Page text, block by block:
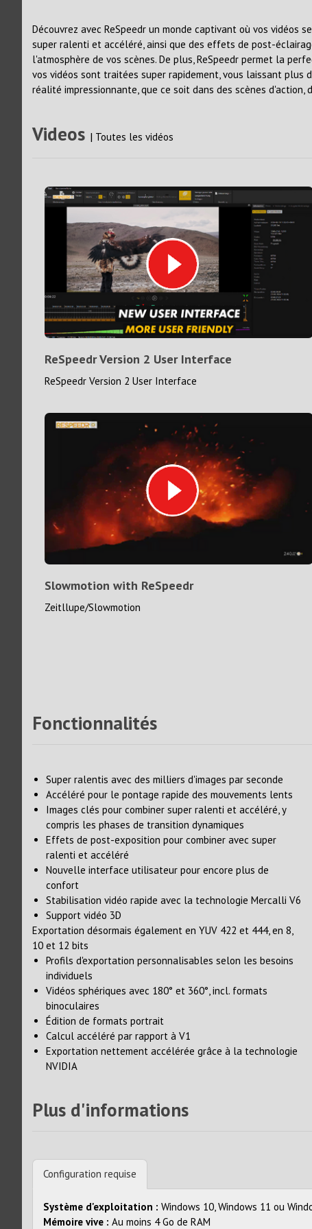
Découvrez avec ReSpeedr un monde captivant où vos
super ralenti et accéléré, ainsi que des effets de post-
l'atmosphère de vos scènes. De plus, ReSpeedr permet la
vos vidéos sont traitées super rapidement, vous laissant plus
réalité impressionnante, que ce soit dans des scènes
Videos | Toutes les vidéos
ReSpeedr Version 2 User Interface
ReSpeedr Version 2 User Interface
Slowmotion with ReSpeedr
Zeitllupe/Slowmotion
Fonctionnalités
Super ralentis avec des milliers d'images par seconde
Accéléré pour le pontage rapide des mouvements lents
Images clés pour combiner super ralenti et accéléré, y
compris les phases de transition dynamiques
Effets de post-exposition pour combiner avec super
ralenti et accéléré
Nouvelle interface utilisateur pour encore plus de
confort
Stabilisation vidéo rapide avec la technologie Mercalli V6
Support vidéo 3D
Exportation désormais également en YUV 422 et 444, en 8,
10 et 12 bits
Profils d'exportation personnalisables selon les besoins
individuels
Vidéos sphériques avec 180° et 360°, incl. formats
binoculaires
Édition de formats portrait
Calcul accéléré par rapport à V1
Exportation nettement accélérée grâce à la technologie
NVIDIA
Plus d'informations
Configuration requise
Système d'exploitation : Windows 10, Windows 11 ou
Mémoire vive : Au moins 4 Go de RAM